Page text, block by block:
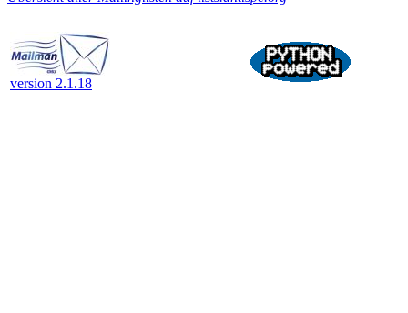
version 2.1.18